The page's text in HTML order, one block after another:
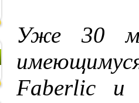
Уже 30
Faberlic и